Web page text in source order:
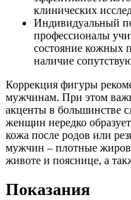
клинических
Индивидуальный
профессионалы
состояние кожных
наличие
Коррекция фигуры
мужчинам. При этом
акценты в большинстве
женщин нередко
кожа после родов или
мужчин – плотные
животе и пояснице, а
Показания